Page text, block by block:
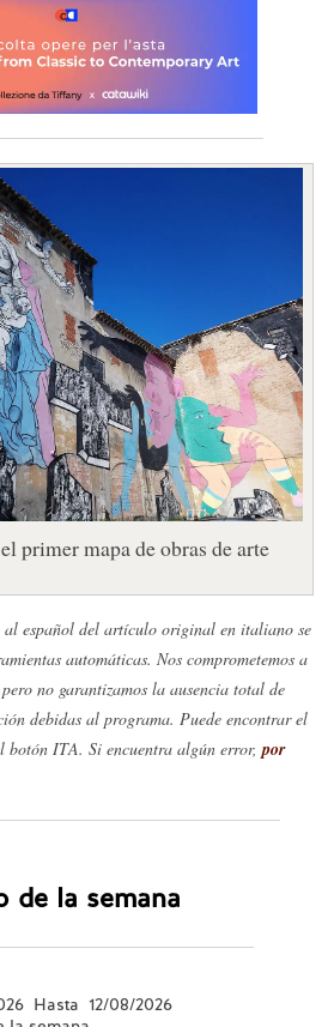
primer mapa de obras de arte
español del artículo original en italiano se
automáticas. Nos comprometemos a
no garantizamos la ausencia total de
debidas al programa. Puede encontrar el
ITA. Si encuentra algún error, por
de la semana
Hasta 12/08/2026